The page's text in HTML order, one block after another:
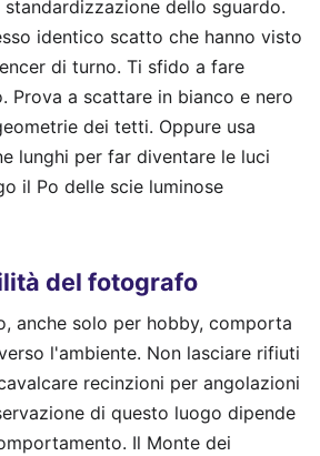
dello sguardo.
identico scatto che hanno visto
di turno. Ti sfido a fare
Prova a scattare in bianco e nero
dei tetti. Oppure usa
lunghi per far diventare le luci
il Po delle scie luminose
del fotografo
anche solo per hobby, comporta
l'ambiente. Non lasciare rifiuti
recinzioni per angolazioni
di questo luogo dipende
Il Monte dei